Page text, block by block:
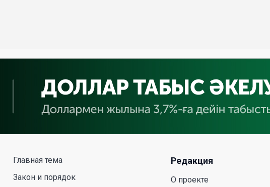
Главная тема
Закон и порядок
Редакция
О проекте